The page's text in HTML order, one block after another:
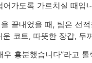
어가도록 가르치실 때입
끝내었을 때, 팀은 선
운 코트, 따뜻한 장갑, 두
우 흥분했습니다”라고